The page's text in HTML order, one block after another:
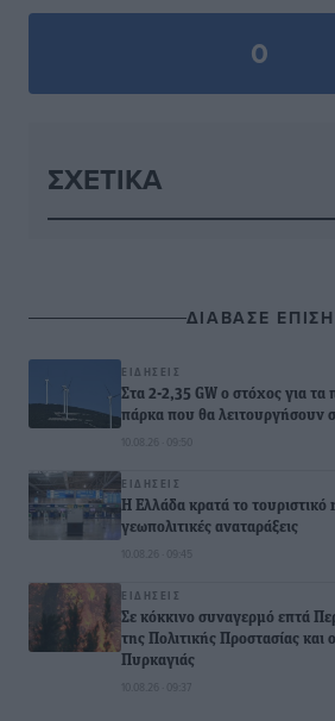
0
ΣΧΕΤΙΚΆ
ΔΙΑΒΑΣΕ
ΕΙΔΉΣΕΙΣ
Στα 2-2,35 GW ο στόχος για τα
πάρκα που θα λειτουργήσουν
10.08.26 · 09:50
ΕΙΔΉΣΕΙΣ
Η Ελλάδα κρατά το
γεωπολιτικές αναταράξεις
10.08.26 · 09:45
ΕΙΔΉΣΕΙΣ
Σε κόκκινο συναγερμό επτά
της Πολιτικής Προστασίας
Πυρκαγιάς
10.08.26 · 09:37